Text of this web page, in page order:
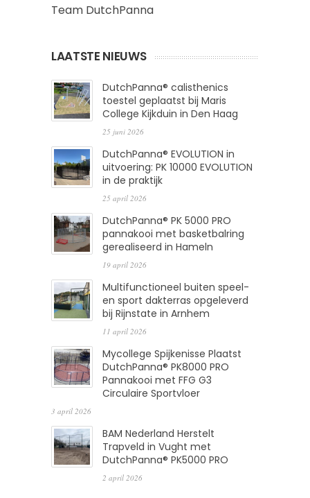
Team DutchPanna
LAATSTE NIEUWS
DutchPanna® calisthenics
toestel geplaatst bij Maris
College Kijkduin in Den Haag
25 juni 2026
DutchPanna® EVOLUTION in
uitvoering: PK 10000 EVOLUTION
in de praktijk
25 april 2026
DutchPanna® PK 5000 PRO
pannakooi met basketbalring
gerealiseerd in Hameln
19 april 2026
Multifunctioneel buiten speel-
en sport dakterras opgeleverd
bij Rijnstate in Arnhem
11 april 2026
Mycollege Spijkenisse Plaatst
DutchPanna® PK8000 PRO
Pannakooi met FFG G3
Circulaire Sportvloer
3 april 2026
BAM Nederland Herstelt
Trapveld in Vught met
DutchPanna® PK5000 PRO
2 april 2026